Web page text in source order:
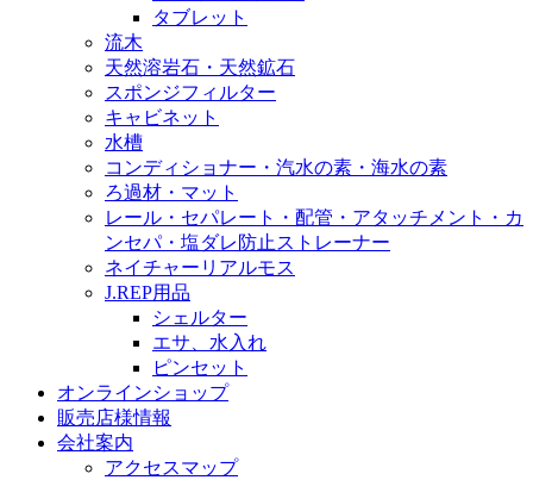
タブレット
流木
天然溶岩石・天然鉱石
スポンジフィルター
キャビネット
水槽
コンディショナー・汽水の素・海水の素
ろ過材・マット
レール・セパレート・配管・アタッチメント・カ
ンセパ・塩ダレ防止ストレーナー
ネイチャーリアルモス
J.REP用品
シェルター
エサ、水入れ
ピンセット
オンラインショップ
販売店様情報
会社案内
アクセスマップ